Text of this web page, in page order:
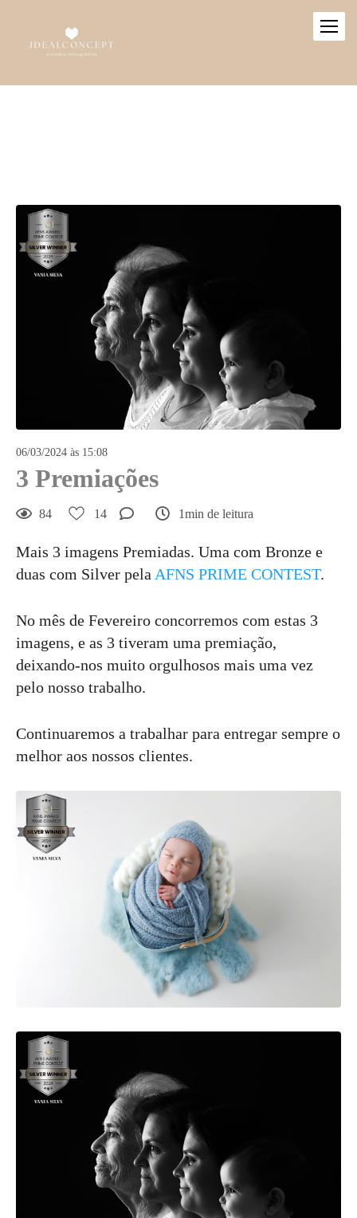
06/03/2024 às 15:08
3 Premiações
84 14 1min de leitura
Mais 3 imagens Premiadas. Uma com Bronze e
duas com Silver pela AFNS PRIME CONTEST.
No mês de Fevereiro concorremos com estas 3
imagens, e as 3 tiveram uma premiação,
deixando-nos muito orgulhosos mais uma vez
pelo nosso trabalho.
Continuaremos a trabalhar para entregar sempre o
melhor aos nossos clientes.